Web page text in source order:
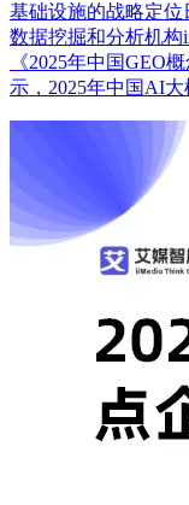
基础设施的战略定
数据挖掘和分析机构
《2025年中国GEO
示，2025年中国AI